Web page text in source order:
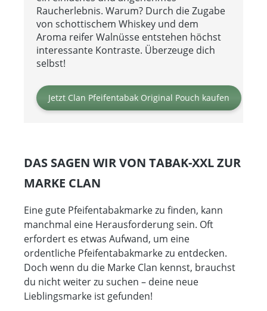
Raucherlebnis. Warum? Durch die Zugabe
von schottischem Whiskey und dem
Aroma reifer Walnüsse entstehen höchst
interessante Kontraste. Überzeuge dich
selbst!
Jetzt Clan Pfeifentabak Original Pouch kaufen
DAS SAGEN WIR VON TABAK-XXL ZUR
MARKE CLAN
Eine gute Pfeifentabakmarke zu finden, kann
manchmal eine Herausforderung sein. Oft
erfordert es etwas Aufwand, um eine
ordentliche Pfeifentabakmarke zu entdecken.
Doch wenn du die Marke Clan kennst, brauchst
du nicht weiter zu suchen – deine neue
Lieblingsmarke ist gefunden!